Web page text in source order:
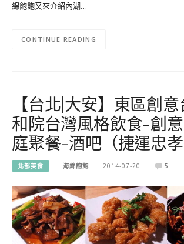
綿飽飽又來介紹內湖…
CONTINUE READING
【台北|大安】東區創
和院台灣風格飲食-創
庭聚餐-酒吧（捷運忠孝
北部美食 海綿飽飽 2014-07-20 5